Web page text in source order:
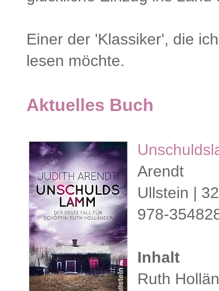
Einer der 'Klassiker', die
lesen möchte.
Aktuelles Buch
Arendt
Ullstein |
978-
Inhalt
Ruth